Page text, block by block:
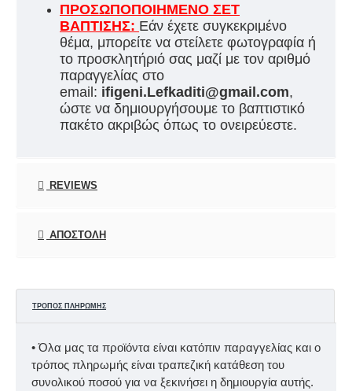
ΠΡΟΣΩΠΟΠΟΙΗΜΕΝΟ ΣΕΤ
ΒΑΠΤΙΣΗΣ: Εάν έχετε συγκεκριμένο
θέμα, μπορείτε να στείλετε φωτογραφία ή
το προσκλητήριό σας μαζί με τον αριθμό
παραγγελίας στο
email: ifigeni.Lefkaditi@gmail.com,
ώστε να δημιουργήσουμε το βαπτιστικό
πακέτο ακριβώς όπως το ονειρεύεστε.
REVIEWS
ΑΠΟΣΤΟΛΉ
ΤΡΌΠΟΣ ΠΛΗΡΩΜΉΣ
• Όλα μας τα προϊόντα είναι κατόπιν παραγγελίας και ο
τρόπος πληρωμής είναι τραπεζική κατάθεση του
συνολικού ποσού για να ξεκινήσει η δημιουργία αυτής.